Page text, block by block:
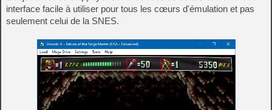
interface facile à utiliser pour tous les cœurs d'émulation et pas
seulement celui de la SNES.